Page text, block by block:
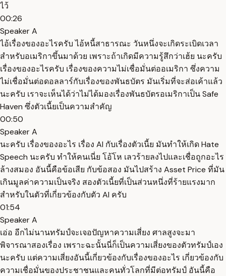
ไว้
00:26
Speaker A
ไอ้เรื่องของอะไรครับ ไอ้หนี้สาธารณะ วันหนึ่งจะเกิดระเบิดเวลา
สำหรับอเมริกาขึ้นมาด้วย เพราะถ้าเกิดมีความรู้สึกว่าเฮ้ย นะครับ
เรื่องของอะไรครับ เรื่องของความไม่เชื่อมั่นต่ออเมริกา ซึ่งความ
ไม่เชื่อมั่นต่อดอลลาร์กับเรื่องของพันธบัตร มันเริ่มที่จะส่อเค้าแล้ว
นะครับ เราจะเห็นได้ว่าไม่ได้มองเรื่องพันธบัตรอเมริกาเป็น Safe
Haven ซึ่งตัวเนี้ยเป็นความสำคัญ
00:50
Speaker A
นะครับ เรื่องของอะไร เรื่อง AI กับเรื่องตัวเนี้ย มันทำให้เกิด Hate
Speech นะครับ ทำให้คนเนี่ย โอ้โห เลวร้ายลงไปและเชื่อถูกอะไร
ล้างสมอง อันนี้คือข้อเสีย กับข้อสอง มันไปสร้าง Asset Price ที่มัน
เกินมูลค่าความเป็นจริง สองตัวเนี้ยที่เป็นส่วนหนึ่งที่ร้ายแรงมาก
สำหรับในตัวที่เกี่ยวข้องกับตัว AI ครับ
01:54
Speaker A
เอ่อ อีกไม่นานทรัมป์จะเจอปัญหาความเสี่ยง ศาลสูงจะมา
พิจารณาสองเรื่อง เพราะฉะนั้นนี่ก็เป็นความเสี่ยงของตัวทรัมป์เอง
นะครับ แต่ความเสี่ยงอันนี้เกี่ยวข้องกับเรื่องของอะไร เกี่ยวข้องกับ
ความเชื่อมั่นของประชาชนและคนทั่วโลกที่มีต่อทรัมป์ อันนี้คือ